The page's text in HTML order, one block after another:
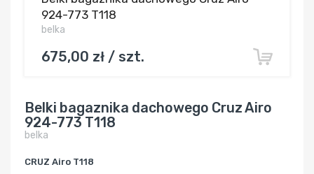
924-773 T118
belka
675,00 zł / szt.
Belki bagaznika dachowego Cruz Airo
924-773 T118
belka
CRUZ Airo T118